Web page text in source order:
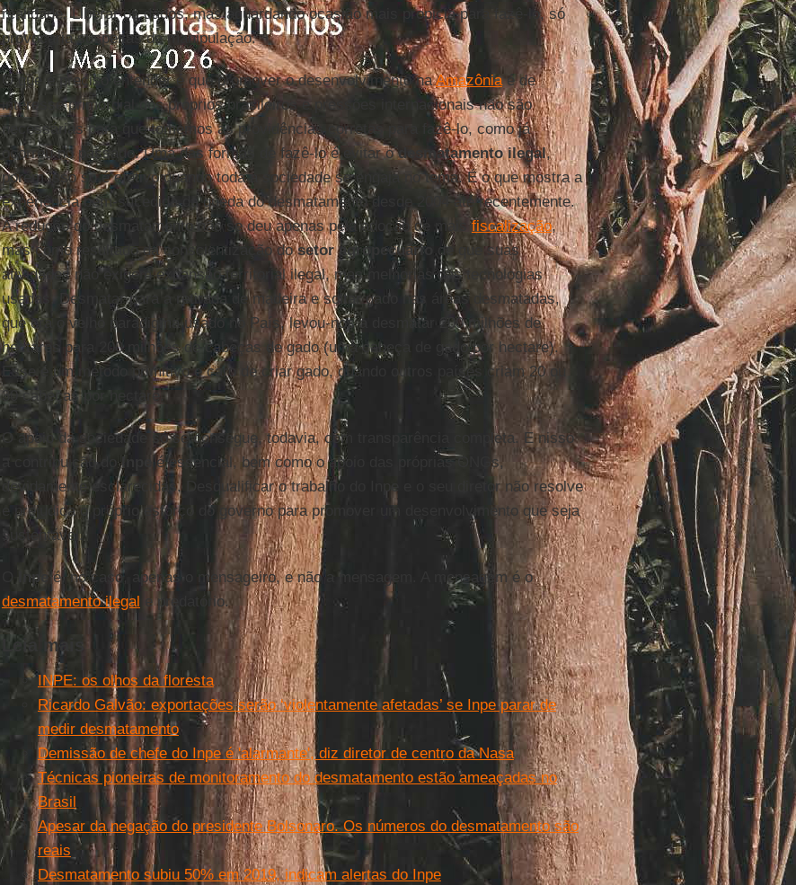
realidade. Liberar os dados, mas aguardando ocasião mais propicia para fazê-lo, só
provocaria suspeitas de manipulação.
O que é preciso entender é que promover o desenvolvimento naAmazôniaé de
interesse primordial dos próprios brasileiros e pressões internacionais não são
necessárias para que tomemos as providências corretas para fazê-lo, como já
ocorreu no passado. Uma das formas de fazê-lo é evitar odesmatamento ilegal,
porém isso só é efetivo quando toda a sociedade se engaja no tema. É o que mostra a
experiência bem-sucedida da queda do desmatamento desde 2004 até recentemente.
A redução do desmatamento não se deu apenas pela adoção de maisfiscalização,
mas como resultado da conscientização dosetor agropecuário
de que suas
atividades não exigem expansão territorial ilegal, mas melhorias das tecnologias
usadas. Desmatar para a retirada de madeira e soltar gado nas áreas desmatadas,
que era o velho paradigma usado no País, levou-nos a desmatar 200 milhões de
hectares para 200 milhões de cabeças de gado (uma cabeça de gado por hectare).
Esse é um método primitivo e caro de criar gado, quando outros países criam 20 ou
30 cabeças por hectare.
O apoio da sociedade só se consegue, todavia, com transparência completa. E nisso
a contribuição doInpe
é essencial, bem como o apoio das próprias ONGs,
devidamente esclarecidas. Desqualificar o trabalho do Inpe e o seu diretor não resolve
e prejudica o próprio esforço do governo para promover um desenvolvimento que seja
sustentável.
O Inpe
é, no caso, apenas o mensageiro, e não a mensagem. A mensagem é o
desmatamento ilegal e predatório.
Leia mais
INPE: os olhos da floresta
Ricardo Galvão: exportações serão ‘violentamente afetadas’ se Inpe parar de
medir desmatamento
Demissão de chefe do Inpe é 'alarmante', diz diretor de centro da Nasa
Técnicas pioneiras de monitoramento do desmatamento estão ameaçadas no
Brasil
Apesar da negação do presidente Bolsonaro. Os números do desmatamento são
reais
Desmatamento subiu 50% em 2019, indicam alertas do Inpe